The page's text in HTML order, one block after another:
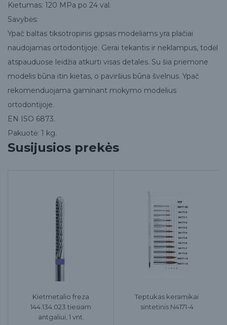
Kietumas: 120 MPa po 24 val.
Savybės:
Ypač baltas tiksotropinis gipsas modeliams yra plačiai
naudojamas ortodontijoje. Gerai tekantis ir neklampus, todėl
atspauduose leidžia atkurti visas detales. Su šia priemone
modelis būna itin kietas, o paviršius būna švelnus. Ypač
rekomenduojama gaminant mokymo modelius
ortodontijoje.
EN ISO 6873.
Pakuotė: 1 kg.
Susijusios prekės
Kietmetalio freza
144.134.023 tiesiam
antgaliui, 1 vnt.
Teptukas keramikai
sintetinis N4171-4